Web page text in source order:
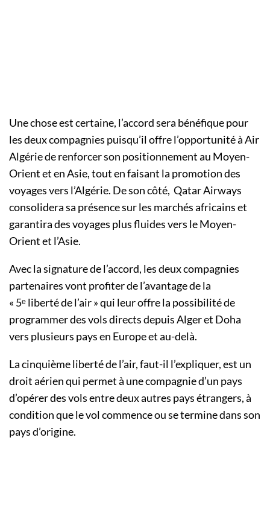
Une chose est certaine, l’accord sera bénéfique pour
les deux compagnies puisqu’il offre l’opportunité à Air
Algérie de renforcer son positionnement au Moyen-
Orient et en Asie, tout en faisant la promotion des
voyages vers l’Algérie. De son côté, Qatar Airways
consolidera sa présence sur les marchés africains et
garantira des voyages plus fluides vers le Moyen-
Orient et l’Asie.
Avec la signature de l’accord, les deux compagnies
partenaires vont profiter de l’avantage de la
« 5ᵉ liberté de l’air » qui leur offre la possibilité de
programmer des vols directs depuis Alger et Doha
vers plusieurs pays en Europe et au-delà.
La cinquième liberté de l’air, faut-il l’expliquer, est un
droit aérien qui permet à une compagnie d’un pays
d’opérer des vols entre deux autres pays étrangers, à
condition que le vol commence ou se termine dans son
pays d’origine.